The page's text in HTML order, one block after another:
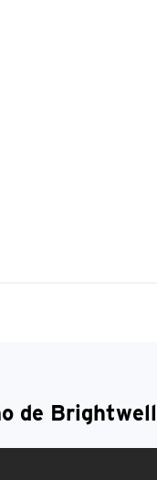
de Brightwell